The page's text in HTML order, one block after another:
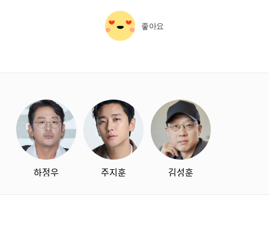
좋아요
하정우 주지훈 김성훈